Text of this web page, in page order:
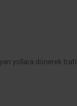
yollara dönerek